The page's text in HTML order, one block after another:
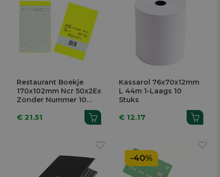
Restaurant Boekje
170x102mm Ncr 50x2Ex
Zonder Nummer 10
€ 21.51
Kassarol 76x70x12mm
L 44m 1-Laags 10
Stuks
€ 12.17
-40%